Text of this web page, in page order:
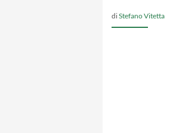
diStefano Vitetta